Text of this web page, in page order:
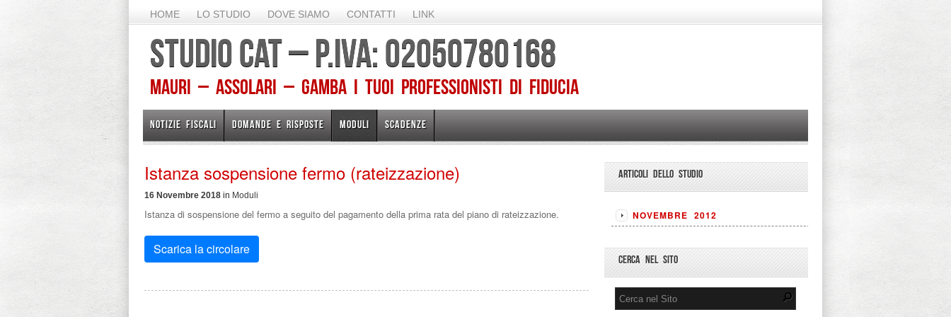
HOME LO STUDIO DOVE SIAMO CONTATTI LINK
STUDIO CAT – P.IVA: 02050780168
Mauri – Assolari – Gamba I TUOI PROFESSIONISTI DI FIDUCIA
NOTIZIE FISCALI DOMANDE E RISPOSTE MODULI SCADENZE
Istanza sospensione fermo (rateizzazione)
16 Novembre 2018 in Moduli
Istanza di sospensione del fermo a seguito del pagamento della prima rata del piano di rateizzazione.
Scarica la circolare
ARTICOLI DELLO STUDIO
NOVEMBRE 2012
CERCA NEL SITO